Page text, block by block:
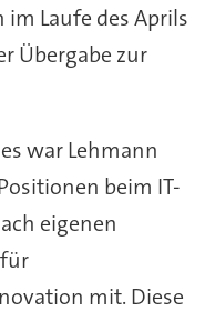
Laufe des Aprils
Übergabe zur
war Lehmann
beim IT-
eigenen
mit. Diese